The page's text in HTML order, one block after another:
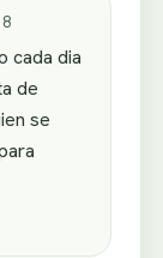
cada dia
de
se